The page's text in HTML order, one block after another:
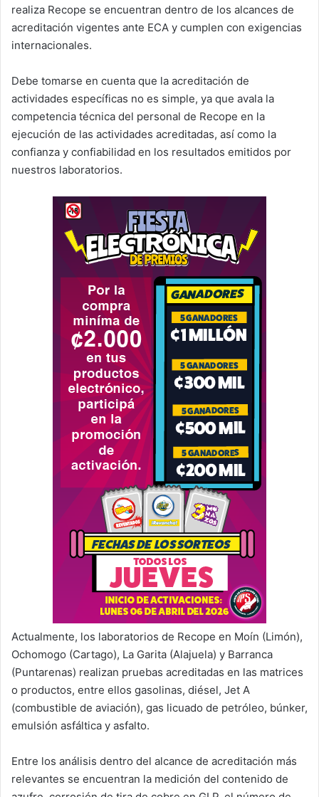
realiza Recope se encuentran dentro de los alcances de
acreditación vigentes ante ECA y cumplen con exigencias
internacionales.
Debe tomarse en cuenta que la acreditación de
actividades específicas no es simple, ya que avala la
competencia técnica del personal de Recope en la
ejecución de las actividades acreditadas, así como la
confianza y confiabilidad en los resultados emitidos por
nuestros laboratorios.
Actualmente, los laboratorios de Recope en Moín (Limón),
Ochomogo (Cartago), La Garita (Alajuela) y Barranca
(Puntarenas) realizan pruebas acreditadas en las matrices
o productos, entre ellos gasolinas, diésel, Jet A
(combustible de aviación), gas licuado de petróleo, búnker,
emulsión asfáltica y asfalto.
Entre los análisis dentro del alcance de acreditación más
relevantes se encuentran la medición del contenido de